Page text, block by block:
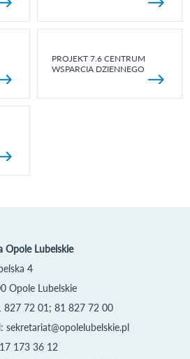
PROJEKT 7.6 CENTRUM
WSPARCIA DZIENNEGO
Opole Lubelskie
4
Opole Lubelskie
827 72 01; 81 827 72 00
sekretariat@opolelubelskie.pl
173 36 12